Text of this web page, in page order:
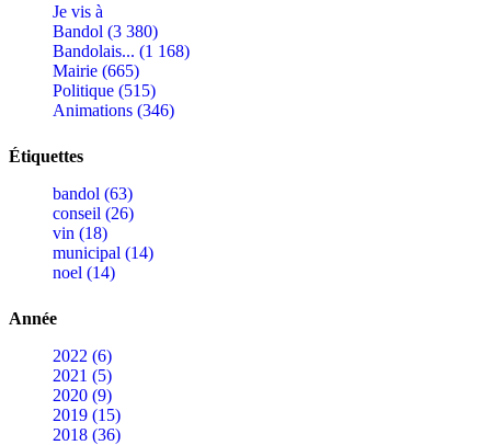
Je vis à
Bandol (3 380)
Bandolais... (1 168)
Mairie (665)
Politique (515)
Animations (346)
Étiquettes
bandol (63)
conseil (26)
vin (18)
municipal (14)
noel (14)
Année
2022 (6)
2021 (5)
2020 (9)
2019 (15)
2018 (36)